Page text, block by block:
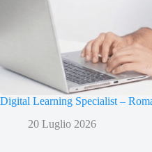
Digital Learning Specialist –
20 Luglio 2026